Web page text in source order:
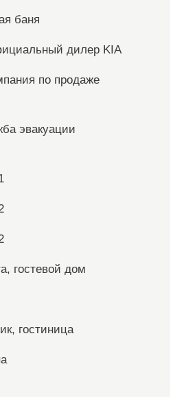
баня
дилер KIA
по продаже
эвакуации
гостевой дом
гостиница